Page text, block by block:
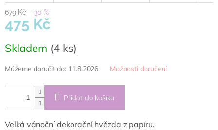
679 Kč –30 %
475 Kč
cena:
Skladem (4 ks)
Můžeme doručit do: 11.8.2026 Možnosti doručení
Přidat do košíku
Velká vánoční dekorační hvězda z papíru.